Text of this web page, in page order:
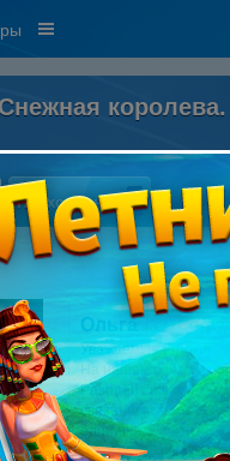
Прохождение 3
Ольга
Уважаемые игроки!
На нашем сайте
Разработчиками
связанные с
единичных случаях.
заново.